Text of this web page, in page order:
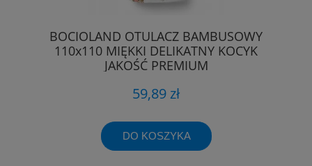
BOCIOLAND OTULACZ BAMBUSOWY
110x110 MIĘKKI DELIKATNY KOCYK
JAKOŚĆ PREMIUM
59,89 zł
DO KOSZYKA